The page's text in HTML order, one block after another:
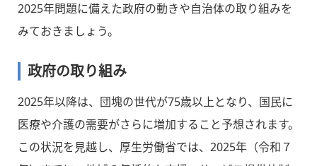
2025年問題に備えた政府の動きや自治体の取り組みを
みておきましょう。
政府の取り組み
2025年以降は、団塊の世代が75歳以上となり、国民に
医療や介護の需要がさらに増加すること予想されます。
この状況を見越し、厚生労働省では、2025年（令和７